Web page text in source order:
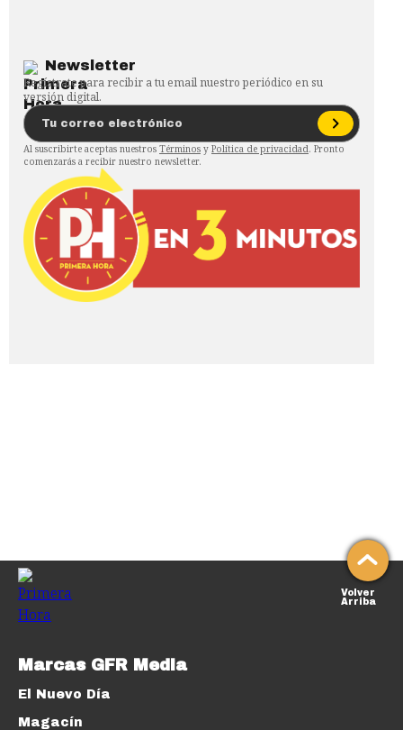
Newsletter
Regístrate para recibir a tu email nuestro periódico en su
versión digital.
Al suscribirte aceptas nuestros Términos y Política de privacidad. Pronto
comenzarás a recibir nuestro newsletter.
Volver
Arriba
Marcas GFR Media
El Nuevo Día
Magacín